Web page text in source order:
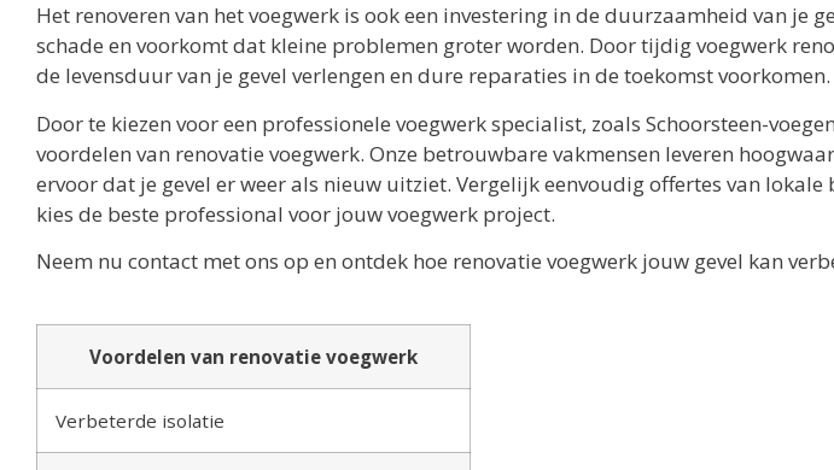
Het renoveren van het voegwerk is ook een investering in de duurzaamheid van je
schade en voorkomt dat kleine problemen groter worden. Door tijdig voegwerk
de levensduur van je gevel verlengen en dure reparaties in de toekomst voorkomen.
Door te kiezen voor een professionele voegwerk specialist, zoals Schoorsteen-
voordelen van renovatie voegwerk. Onze betrouwbare vakmensen leveren
ervoor dat je gevel er weer als nieuw uitziet. Vergelijk eenvoudig offertes van
kies de beste professional voor jouw voegwerk project.
Neem nu contact met ons op en ontdek hoe renovatie voegwerk jouw gevel kan
Voordelen van renovatie voegwerk
Verbeterde isolatie